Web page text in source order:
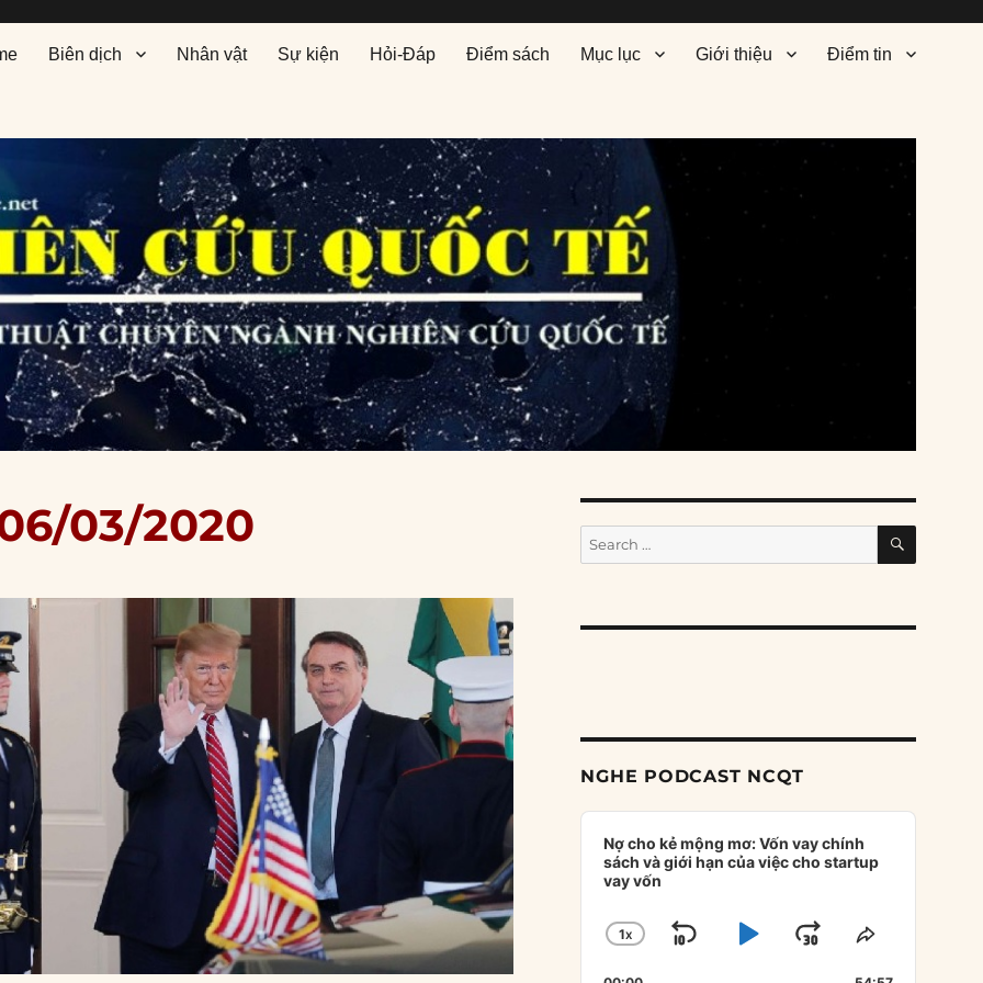
Biên dịch Nhân vật Sự kiện Hỏi-Đáp Điểm sách Mục lục Giới thiệu Điểm tin
03/2020
Search
for:
SEARCH
NGHE PODCAST NCQT
Audio
Player
Nợ cho kẻ mộng mơ: Vốn vay chính
sách và giới hạn của việc cho startup
vay vốn
CHANGE
1X
SKIPPLAYJUMPSHARE